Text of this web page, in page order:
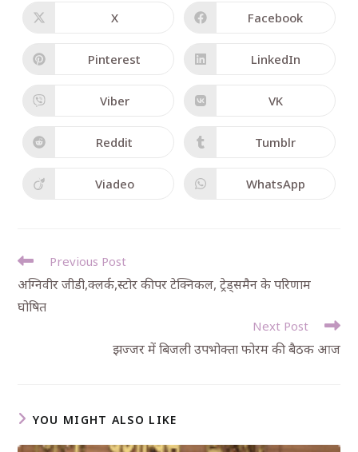
X Facebook
Pinterest LinkedIn
Viber VK
Reddit Tumblr
Viadeo WhatsApp
Previous Post
अग्निवीर जीडी,क्लर्क,स्टोर कीपर टेक्निकल, ट्रेड्समैन के परिणाम
घोषित
Next Post
झज्जर में बिजली उपभोक्ता फोरम की बैठक आज
YOU MIGHT ALSO LIKE